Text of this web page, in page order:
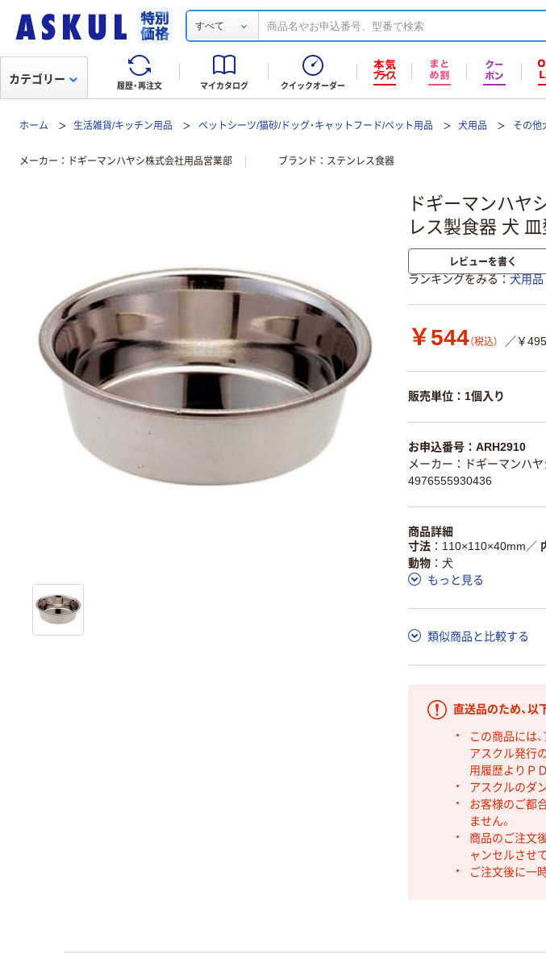
すべて
履歴・再注文 マイカタログ クイックオーダー
カテゴリー
ホーム 生活雑貨/キッチン用品 ペットシーツ/猫砂/ドッグ・キャットフード/ペット用品 犬用品 その他
メーカー ドギーマンハヤシ株式会社用品営業部 ブランド ステンレス食器
ドギーマンハヤ
レス製食器 犬 皿
レビューを書く
ランキングをみる 犬用品
￥544（税込） ／￥495
販売単位：1個入り
お申込番号：ARH2910
メーカー：ドギーマンハ
4976555930436
商品詳細
寸法
110×110×40mm ／
動物
犬
もっと見る
類似商品と比較する
直送品のため、以
この商品には
アスクル発行
用履歴よりＰ
アスクルのダ
お客様のご都
ません。
商品のご注文
ャンセルさせ
ご注文後に一